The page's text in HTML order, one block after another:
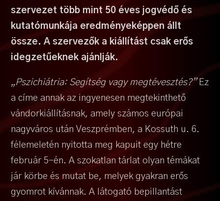
szervezet több mint 50 éves jogvédő és
kutatómunkája eredményeképpen állt
össze. A szervezők a kiállítást csak erős
idegzetűeknek ajánlják.
„Pszichiátria: Segítség vagy megtévesztés?”Ez
a címe annak az ingyenesen megtekinthető
vándorkiállításnak, amely számos európai
nagyváros után Veszprémben, a Kossuth u. 6.
félemeletén nyitotta meg kapuit egy hétre
február 5-én. A szokatlan tárlat olyan témákat
jár körbe és mutat be, melyek gyakran erős
gyomrot kívánnak. A látogató bepillantást